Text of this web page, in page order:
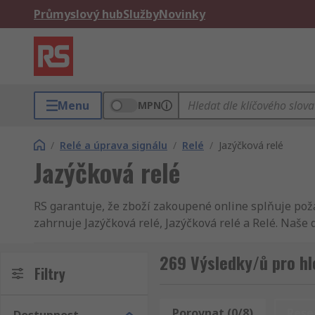
Průmyslový hubSlužbyNovinky
Menu MPN
/ Relé a úprava signálu / Relé / Jazýčková relé
Jazýčková relé
RS garantuje, že zboží zakoupené online splňuje
zahrnuje Jazýčková relé, Jazýčková relé a Relé.
přes 145.000 součástek, náhradních dílů a
nás online a zjistíte, že naše stránky byly speciálně
výrobky jsou nejkvalitnější na trhu, ale chceme,
Filtry 269 Výsledky/ů pro